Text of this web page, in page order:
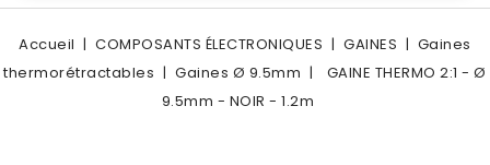
Accueil COMPOSANTS ÉLECTRONIQUES GAINES
Gaines
thermorétractables
Gaines Ø 9.5mm
GAINE THERMO 2:1 - Ø
9.5mm - NOIR - 1.2m